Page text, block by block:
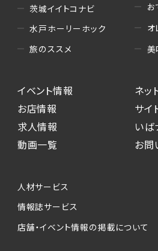
茨城イイトコナビ
水戸ホーリーホック
旅のススメ
お
オ
美
イベント情報
お店情報
求人情報
動画一覧
ネッ
サイ
いば
お問
人材サービス
情報誌サービス
店舗・イベント情報の掲載について